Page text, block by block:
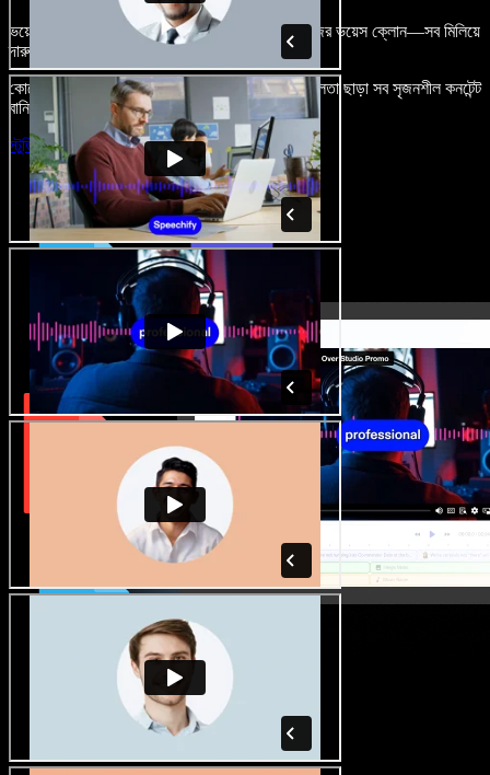
ভয়েসওভার, রয়্যালটি-ফ্রি ছবি, অডিও, ভিডিও যোগ, নিজের ভয়েস ক্লোন—সব মিলিয়ে
দারুণ মনে রাখার মতো অডিও-ভিডিও প্রজেক্ট বানান।
কোনো শেখার ঝামেলা নেই, শুধু ব্রাউজারে খুলুন—আর দুর্বলতা ছাড়া সব সৃজনশীল কনটেন্ট
বানিয়ে ফেলুন।
স্টুডিও চালু করুন